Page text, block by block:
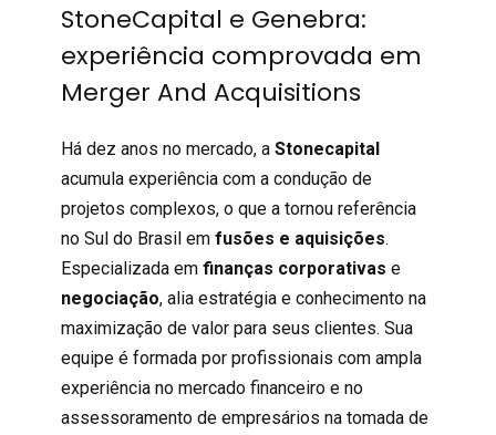
StoneCapital e Genebra:
experiência comprovada em
Merger And Acquisitions
Há dez anos no mercado, a Stonecapital
acumula experiência com a condução de
projetos complexos, o que a tornou referência
no Sul do Brasil em fusões e aquisições.
Especializada em finanças corporativas e
negociação, alia estratégia e conhecimento na
maximização de valor para seus clientes. Sua
equipe é formada por profissionais com ampla
experiência no mercado financeiro e no
assessoramento de empresários na tomada de